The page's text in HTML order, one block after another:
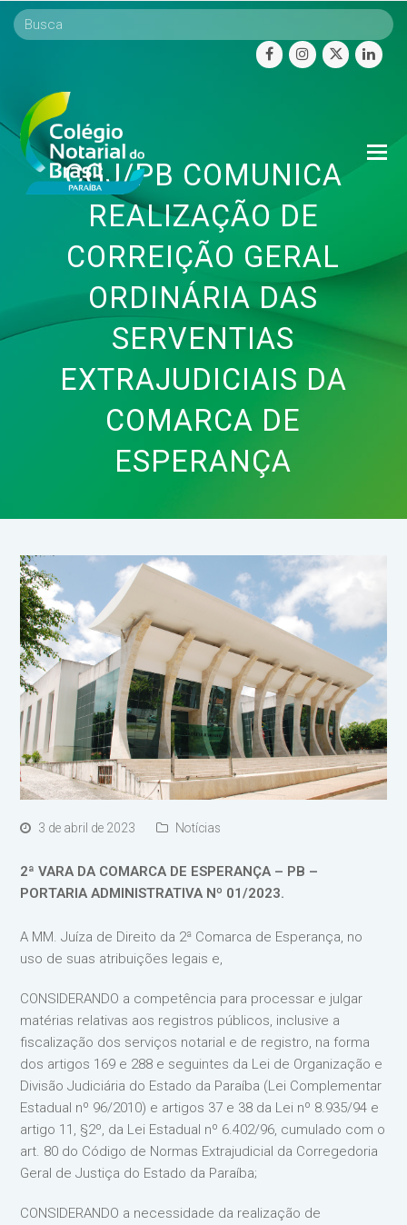
facebookinstagram
twitter
CGJ/PB COMUNICA
REALIZAÇÃO DE
CORREIÇÃO GERAL
ORDINÁRIA DAS
SERVENTIAS
EXTRAJUDICIAIS DA
COMARCA DE
ESPERANÇA
3 de abril de 2023 Notícias
2ª VARA DA COMARCA DE ESPERANÇA – PB –
PORTARIA ADMINISTRATIVA Nº 01/2023.
A MM. Juíza de Direito da 2ª Comarca de Esperança, no
uso de suas atribuições legais e,
CONSIDERANDO a competência para processar e julgar
matérias relativas aos registros públicos, inclusive a
fiscalização dos serviços notarial e de registro, na forma
dos artigos 169 e 288 e seguintes da Lei de Organização e
Divisão Judiciária do Estado da Paraíba (Lei Complementar
Estadual nº 96/2010) e artigos 37 e 38 da Lei nº 8.935/94 e
artigo 11, §2º, da Lei Estadual nº 6.402/96, cumulado com o
art. 80 do Código de Normas Extrajudicial da Corregedoria
Geral de Justiça do Estado da Paraíba;
CONSIDERANDO a necessidade da realização de